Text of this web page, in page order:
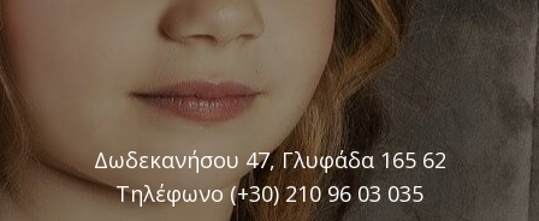
Δωδεκανήσου 47, Γλυφάδα 165 62
Τηλέφωνο (+30) 210 96 03 035